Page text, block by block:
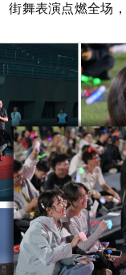
街舞表演点燃全场